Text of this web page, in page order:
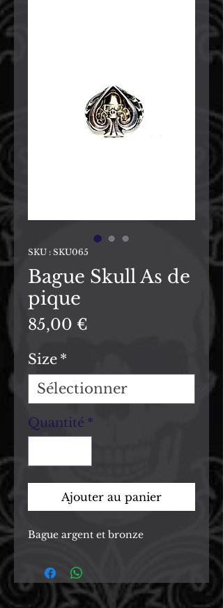
SKU : SKU065
Bague Skull As de
pique
85,00 €
Size *
Quantité *
Ajouter au panier
Bague argent et bronze